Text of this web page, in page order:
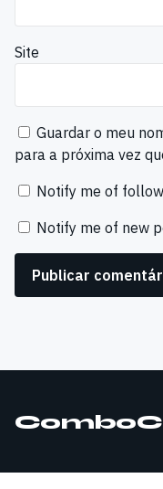
Site
Guardar o meu
para a próxima vez
Notify me of
Notify me of new